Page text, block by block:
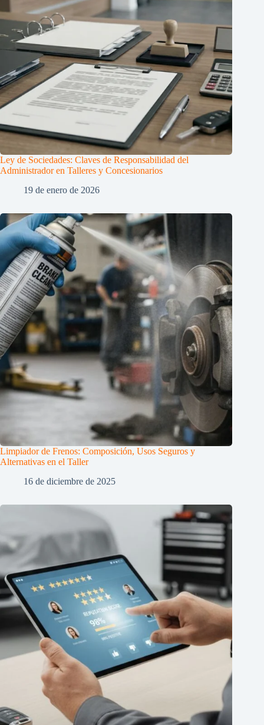
Ley de Sociedades: Claves de Responsabilidad del
Administrador en Talleres y Concesionarios
19 de enero de 2026
Limpiador de Frenos: Composición, Usos Seguros y
Alternativas en el Taller
16 de diciembre de 2025